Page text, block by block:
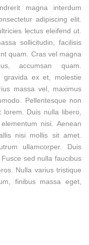
magna interdum
adipiscing elit.
lectus eleifend ut.
sollicitudin, facilisis
quam. Cras vel magna
accumsan quam.
gravida ex et, molestie
massa vel, maximus
Pellentesque non
Duis nulla libero,
nisi. Aenean
nisi mollis sit amet.
ullamcorper. Duis
sed nulla faucibus
Nulla varius tristique
finibus massa eget,